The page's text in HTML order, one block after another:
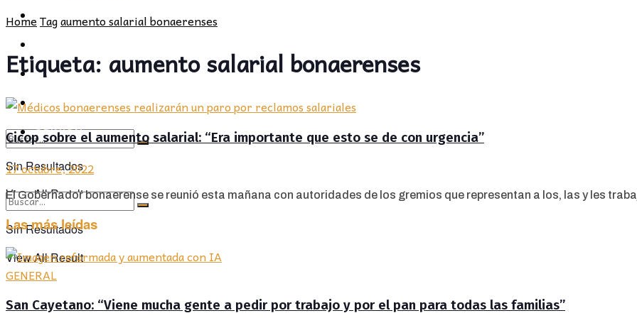
CULTURA
OPINIÓN
Sin Resultados
View All Result
PROVINCIA
SOCIEDAD
CULTURA
OPINIÓN
Sin Resultados
View All Result
HomeTagaumento salarial bonaerenses
Etiqueta: aumento salarial bonaerenses
Cicop sobre el aumento salarial: “Era importante que esto se de con urgencia”
17 octubre, 2022
El Gobernador bonaerense se reunió esta mañana con autoridades de los gremios que representan a los, las y les
Las más leídas
GENERAL
San Cayetano: “Viene mucha gente a pedir por trabajo y por el pan para todas las familias”